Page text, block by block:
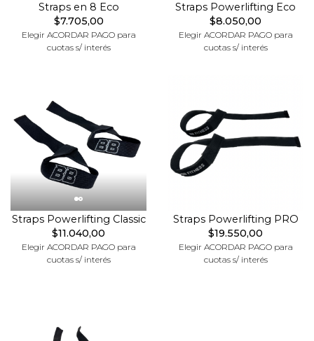
Straps en 8 Eco
$7.705,00
Elegir ACORDAR PAGO para
cuotas s/ interés
Straps Powerlifting Eco
$8.050,00
Elegir ACORDAR PAGO para
cuotas s/ interés
Straps Powerlifting Classic
$11.040,00
Elegir ACORDAR PAGO para
cuotas s/ interés
Straps Powerlifting PRO
$19.550,00
Elegir ACORDAR PAGO para
cuotas s/ interés